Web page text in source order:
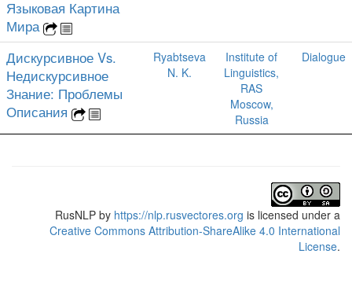
Языковая Картина
Мира
Дискурсивное Vs.
Недискурсивное
Знание: Проблемы
Описания
Ryabtseva
N. K.
Institute of
Linguistics,
RAS
Moscow,
Russia
Dialogue
RusNLP by https://nlp.rusvectores.org is licensed under a
Creative Commons Attribution-ShareAlike 4.0 International
License.